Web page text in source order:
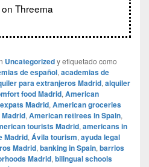
Threema
Uncategorizedy etiquetado como
de español, academias de
para extranjeros Madrid, alquiler
food Madrid, American
Madrid, American groceries
, American retirees in Spain,
tourists Madrid, americans in
Madrid, Ávila tourism, ayuda legal
Madrid, banking in Spain, barrios
Madrid, bilingual schools